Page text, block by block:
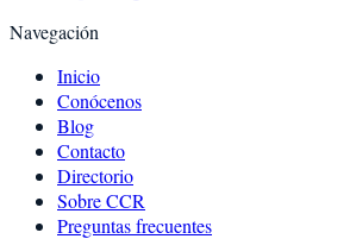
Navegación
Inicio
Conócenos
Blog
Contacto
Directorio
Sobre CCR
Preguntas frecuentes